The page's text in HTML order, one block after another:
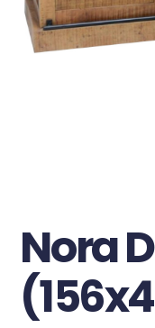
Nora